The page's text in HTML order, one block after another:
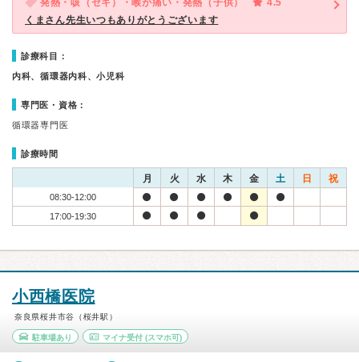
発熱・咳（セキ）・喉が痛い・発熱（子供）
4.5
くまさん先生いつもありがとうございます
診療科目：
内科、循環器内科、小児科
専門医・資格：
循環器専門医
診療時間
月 火 水 木 金 土 日 祝
08:30-12:00
17:00-19:30
小西橋医院
奈良県桜井市谷（桜井駅）
駐車場あり マイナ受付(スマホ可)